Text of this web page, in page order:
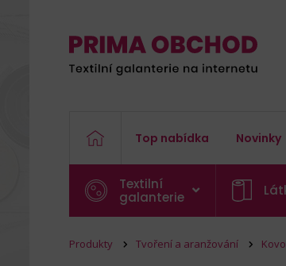
Top nabídka Novinky
Textilní
galanterie
Produkty Tvoření a aranžování